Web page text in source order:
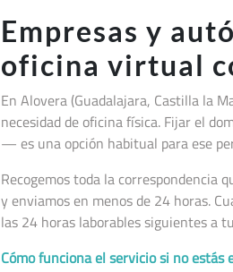
Empresas y
oficina virtual
En Alovera (Guadalajara, Castilla la
necesidad de oficina física. Fijar el
— es una opción habitual para ese
Recogemos toda la correspondencia
y enviamos en menos de 24 horas.
las 24 horas laborables siguientes a
Cómo funciona el servicio si no estás